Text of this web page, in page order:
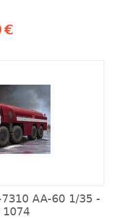
€
AA-60 1/35 -
1074